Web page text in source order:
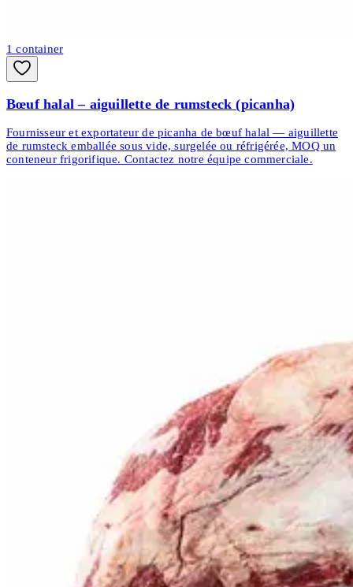
1container
Bœuf halal – aiguillette de rumsteck (picanha)
Fournisseur et exportateur de picanha de bœuf halal — aiguillette
de rumsteck emballée sous vide, surgelée ou réfrigérée, MOQ un
conteneur frigorifique. Contactez notre équipe commerciale.